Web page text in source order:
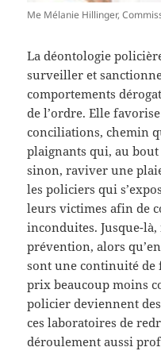
Me Mélanie Hillinger,
La déontologie
surveiller et
comportements
de l’ordre. Elle
conciliations, chemin
plaignants qui, au
sinon, raviver une
les policiers qui
leurs victimes afin de
inconduites. Jusque-
prévention, alors
sont une continuité
prix beaucoup moins
policier deviennent
ces laboratoires de
déroulement aussi